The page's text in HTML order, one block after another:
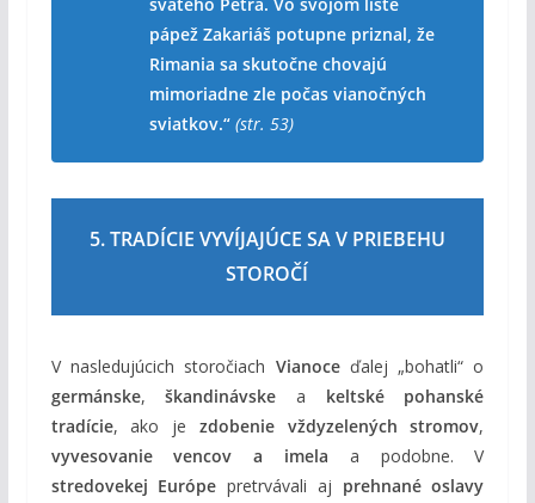
pápež Zakariáš potupne priznal, že
Rimania sa skutočne chovajú
mimoriadne zle počas vianočných
sviatkov.“ (str. 53)
5. TRADÍCIE VYVÍJAJÚCE SA V PRIEBEHU
STOROČÍ
V nasledujúcich storočiach Vianoceďalej „bohatli“ o
germánske,škandinávske a keltské pohanské
tradície, ako je zdobenie vždyzelených stromov,
vyvesovanie vencov a imela a podobne. V
stredovekej Európe pretrvávali aj prehnané oslavy